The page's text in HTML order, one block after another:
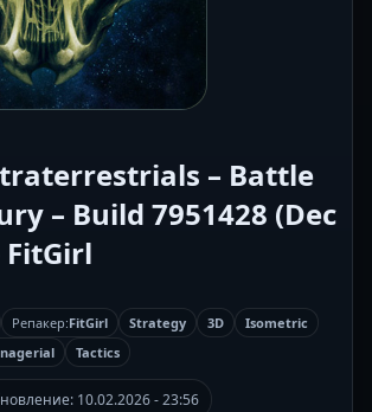
– Battle
– Build 7951428 (Dec
FitGirl
Репакер:FitGirl Strategy 3D
Isometric
Tactics
10.02.2026 - 23:56